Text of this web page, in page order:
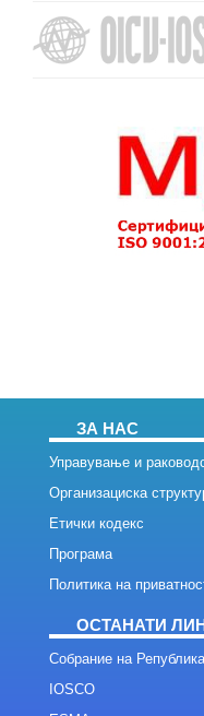
ЗА НАС
Управување и
Организациска
Етички кодекс
Програма
Политика на
ОСТАНАТИ
Собрание на
IOSCO